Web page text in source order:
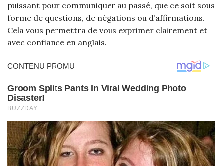
puissant pour communiquer au passé, que ce soit sous
forme de questions, de négations ou d’affirmations.
Cela vous permettra de vous exprimer clairement et
avec confiance en anglais.